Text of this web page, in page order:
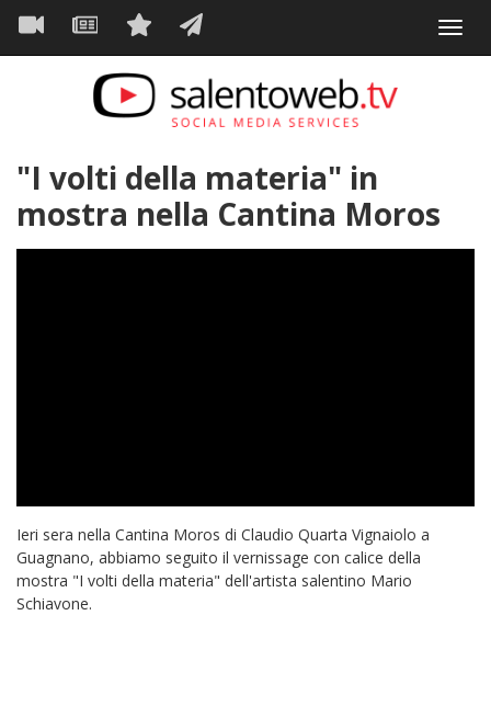
Salta
contenuto
Navigazione
principale
"I volti della materia" in
mostra nella Cantina Moros
Ieri sera nella Cantina Moros di Claudio Quarta Vignaiolo a
Guagnano, abbiamo seguito il vernissage con calice della
mostra "I volti della materia" dell'artista salentino Mario
Schiavone.